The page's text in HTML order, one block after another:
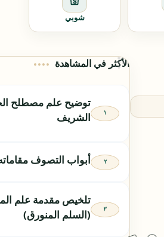
شوبي
الأكثر في المشاهدة
توضيح علم مصطلح
الشريف
أبواب التصوف
تلخيص مقدمة علم
(السلم المنورق)